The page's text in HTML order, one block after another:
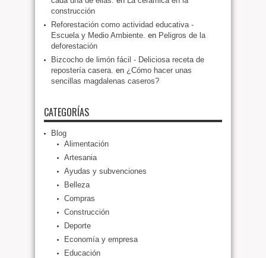
construcción
Reforestación como actividad educativa -
Escuela y Medio Ambiente. en Peligros de la
deforestación
Bizcocho de limón fácil - Deliciosa receta de
repostería casera. en ¿Cómo hacer unas
sencillas magdalenas caseros?
CATEGORÍAS
Blog
Alimentación
Artesania
Ayudas y subvenciones
Belleza
Compras
Construcción
Deporte
Economía y empresa
Educación